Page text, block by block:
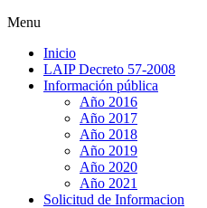
Menu
Inicio
LAIP Decreto 57-2008
Información pública
Año 2016
Año 2017
Año 2018
Año 2019
Año 2020
Año 2021
Solicitud de Informacion